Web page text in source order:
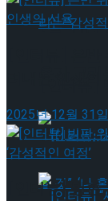
[인터뷰]
유가 그리
2025년 12월 31일
[인터뷰] 빙판